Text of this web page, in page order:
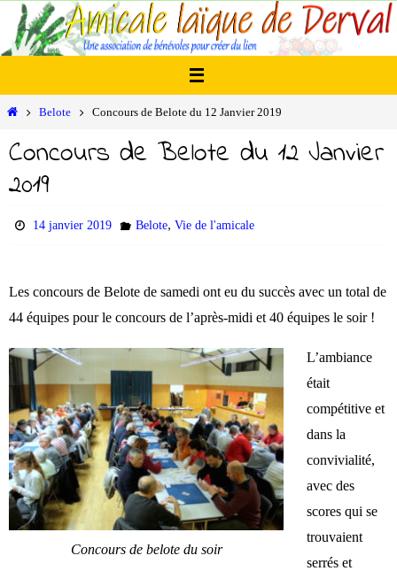
Passer
vers
HomeBelote Concours de Belote du 12 Janvier 2019
Concours de Belote du 12 Janvier
2019
14 janvier 2019 Belote, Vie de l'amicale
Les concours de Belote de samedi ont eu du succès avec un total de
44 équipes pour le concours de l’après-midi et 40 équipes le soir !
Concours de belote du soir
L’ambiance
était
compétitive et
dans la
convivialité,
avec des
scores qui se
trouvaient
serrés et